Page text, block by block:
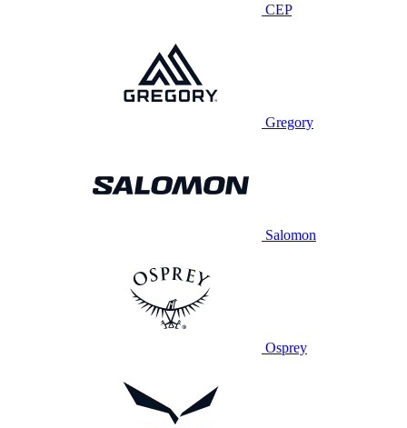
CEP
Gregory
Salomon
Osprey